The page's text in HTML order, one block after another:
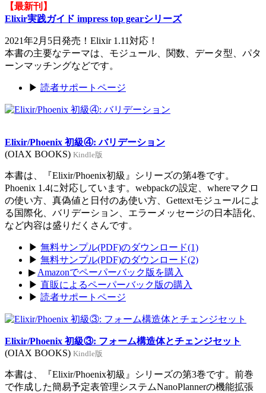
【最新刊】
Elixir実践ガイド impress top gearシリーズ
2021年2月5日発売！Elixir 1.11対応！
本書の主要なテーマは、モジュール、関数、データ型、パタ
ーンマッチングなどです。
▶ 読者サポートページ
Elixir/Phoenix 初級④: バリデーション
(OIAX BOOKS) Kindle版
本書は、『Elixir/Phoenix初級』シリーズの第4巻です。
Phoenix 1.4に対応しています。webpackの設定、whereマクロ
の使い方、真偽値と日付のあ使い方、Gettextモジュールによ
る国際化、バリデーション、エラーメッセージの日本語化、
など内容は盛りだくさんです。
▶ 無料サンプル(PDF)のダウンロード(1)
▶ 無料サンプル(PDF)のダウンロード(2)
▶ Amazonでペーパーバック版を購入
▶ 直販によるペーパーバック版の購入
▶ 読者サポートページ
Elixir/Phoenix 初級③: フォーム構造体とチェンジセット
(OIAX BOOKS) Kindle版
本書は、『Elixir/Phoenix初級』シリーズの第3巻です。前巻
で作成した簡易予定表管理システムNanoPlannerの機能拡張